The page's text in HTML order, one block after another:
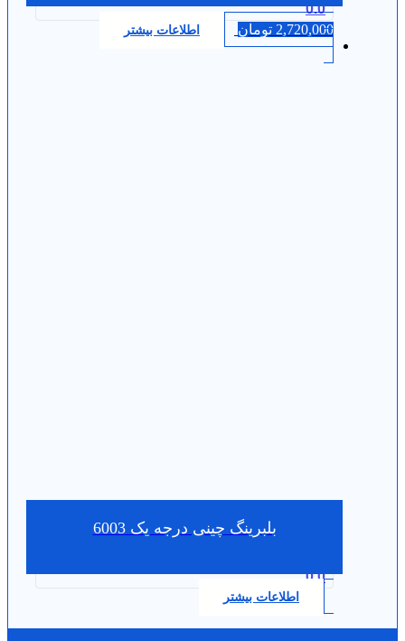
0.0
2,720,000 تومان اطلاعات بیشتر
بلبرینگ چینی درجه یک 6003
0.0
اطلاعات بیشتر